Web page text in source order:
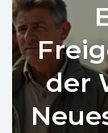
der